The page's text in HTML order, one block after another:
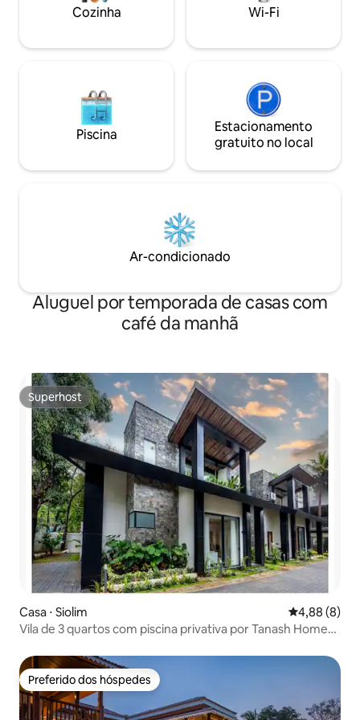
e amigos - grupos
Cozinha Wi-Fi
Piscina
Estacionamento
gratuito no local
Ar-condicionado
Aluguel por temporada de casas com
café da manhã
Superhost
Superhost
Casa ⋅ Siolim 4,88 de uma
4,88 (8)
Vila de 3 quartos com piscina privativa por Tanash Homes
Preferido dos hóspedes
Preferido dos hóspedes